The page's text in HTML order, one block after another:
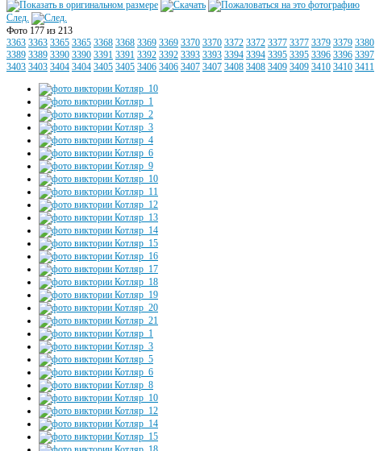
След.
Фото 177 из 213
3363 3363 3365 3365 3368 3368 3369 3369 3370 3370 3372 3372 3377 3377 3379 3379 3380
3389 3389 3390 3390 3391 3391 3392 3392 3393 3393 3394 3394 3395 3395 3396 3396 3397
3403 3403 3404 3404 3405 3405 3406 3406 3407 3407 3408 3408 3409 3409 3410 3410 3411